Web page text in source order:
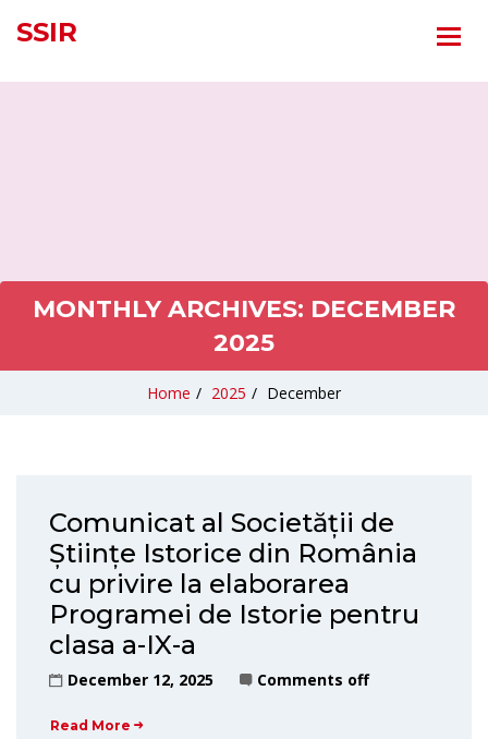
SSIR
MONTHLY ARCHIVES: DECEMBER
2025
Home / 2025 / December
Comunicat al Societății de
Științe Istorice din România
cu privire la elaborarea
Programei de Istorie pentru
clasa a-IX-a
December 12, 2025 Comments off
Read More